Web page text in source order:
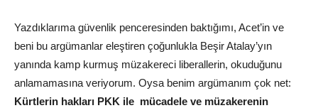
Yazdıklarıma güvenlik penceresinden baktığımı, Acet’in ve
beni bu argümanlar eleştiren çoğunlukla Beşir Atalay’yın
yanında kamp kurmuş müzakereci liberallerin, okuduğunu
anlamamasına veriyorum. Oysa benim argümanım çok net:
Kürtlerin hakları PKK ile mücadele ve müzakerenin